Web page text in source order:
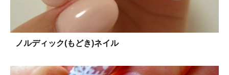
ノルディック(もどき)ネイル